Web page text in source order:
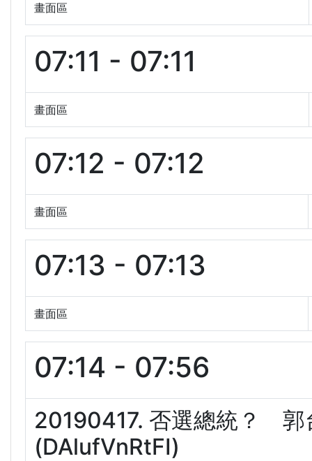
畫面區
07:11 - 07:11
畫面區
07:12 - 07:12
畫面區
07:13 - 07:13
畫面區
07:14 - 07:56
20190417. 否選總統？ 郭
(DAlufVnRtFI)